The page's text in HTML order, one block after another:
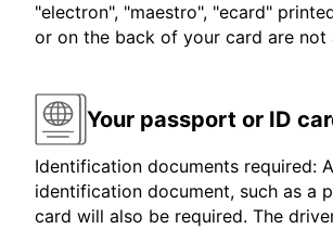
"electron", "maestro", "ecard"
or on the back of your card are not
Your passport or ID
Identification documents required:
identification document, such as a
card will also be required. The